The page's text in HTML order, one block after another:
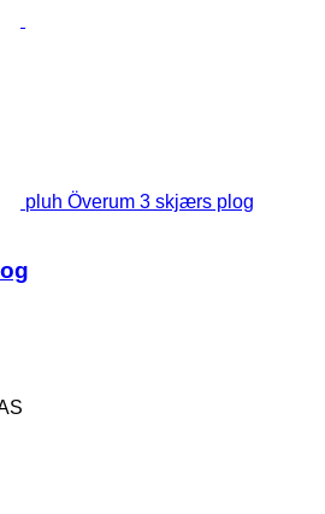
pluh Överum 3 skjærs plog